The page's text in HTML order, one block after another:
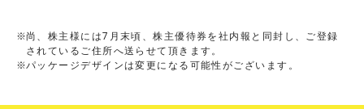
尚、株主様には7月末頃、株主優待券を社内報と同封し、ご登録
されているご住所へ送らせて頂きます。
パッケージデザインは変更になる可能性がございます。